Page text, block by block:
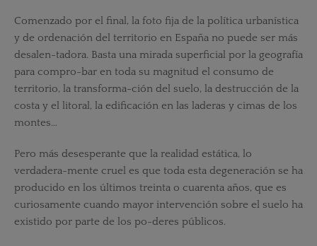
Comenzado por el final, la foto fija de la política urbanística
y de ordenación del territorio en España no puede ser más
desalen-tadora. Basta una mirada superficial por la geografía
para compro-bar en toda su magnitud el consumo de
territorio, la transforma-ción del suelo, la destrucción de la
costa y el litoral, la edificación en las laderas y cimas de los
montes…
Pero más desesperante que la realidad estática, lo
verdadera-mente cruel es que toda esta degeneración se ha
producido en los últimos treinta o cuarenta años, que es
curiosamente cuando mayor intervención sobre el suelo ha
existido por parte de los po-deres públicos.